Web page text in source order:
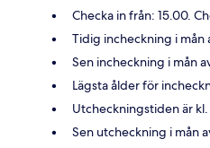
Checka in från: 15.00.
Tidig incheckning i
Sen incheckning i mån
Lägsta ålder för
Utcheckningstiden är kl.
Sen utcheckning i mån